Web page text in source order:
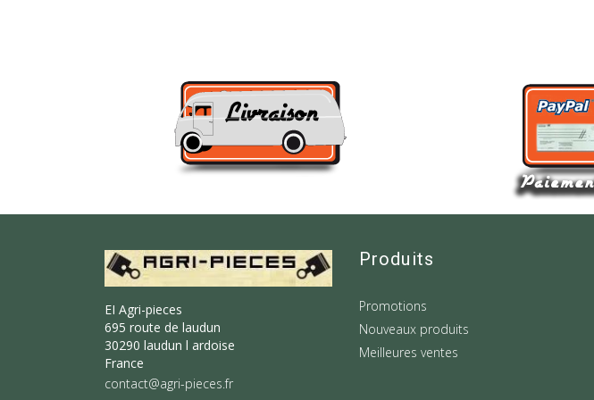
EI Agri-pieces
695 route de laudun
30290 laudun l ardoise
France
contact@agri-pieces.fr
Produits
Promotions
Nouveaux produits
Meilleures ventes